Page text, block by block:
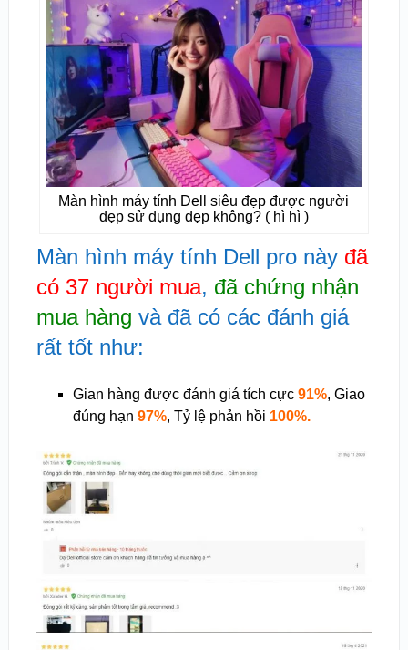
Màn hình máy tính Dell siêu đẹp được người
đẹp sử dụng đẹp không? ( hì hì )
Màn hình máy tính Dell pro này đã
có 37 người mua, đã chứng nhận
mua hàng và đã có các đánh giá
rất tốt như:
Gian hàng được đánh giá tích cực91%, Giao
đúng hạn 97%, Tỷ lệ phản hồi 100%.